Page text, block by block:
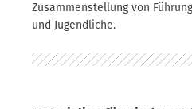
Zusammenstellung von
und Jugendliche.